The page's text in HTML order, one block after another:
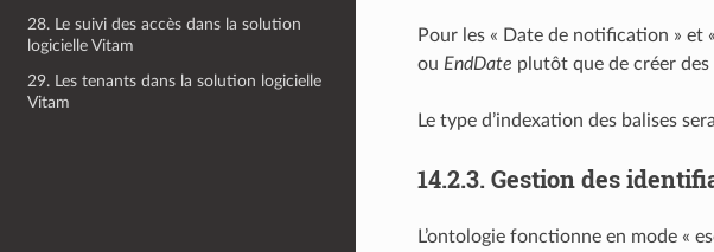
28. Le suivi des accès dans la solution
logicielle Vitam
29. Les tenants dans la solution logicielle
Vitam
Pour les « Date de notification »
ou EndDate plutôt que de créer
Le type d’indexation des balises
14.2.3. Gestion des
L’ontologie fonctionne en mode «